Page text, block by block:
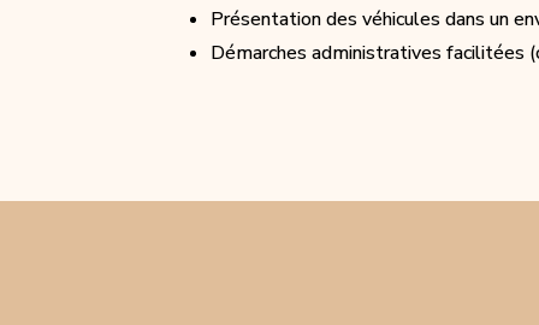
Présentation des véhicules dans un
Démarches administratives facilitées